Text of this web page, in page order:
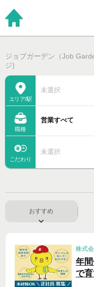
ジョブガーデン（Job
ジ)
エリア/駅
未選択
職種
営業すべて
こだわり
未選択
おすすめ
株式
年
で